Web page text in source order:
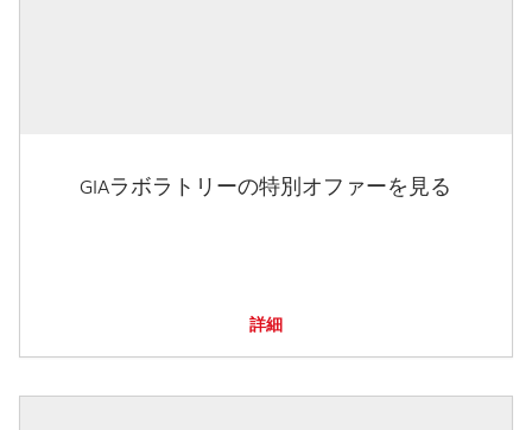
GIAラボラトリーの特別オファーを見る
詳細